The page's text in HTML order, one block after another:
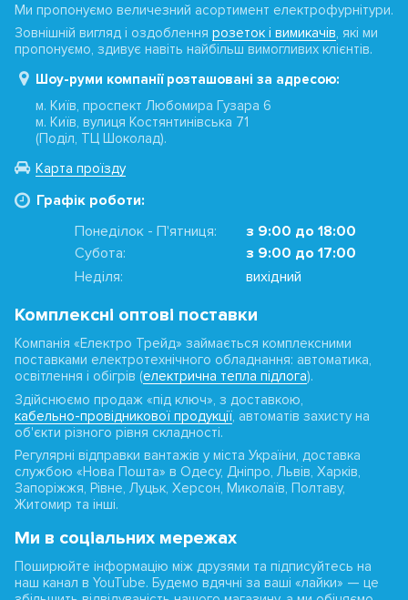
Ми пропонуємо величезний асортимент електрофурнітури.
Зовнішній вигляд і оздоблення розеток і вимикачів, які ми
пропонуємо, здивує навіть найбільш вимогливих клієнтів.
Шоу-руми компанії розташовані за адресою:
м. Київ, проспект Любомира Гузара 6
м. Київ, вулиця Костянтинівська 71
(Поділ, ТЦ Шоколад).
Карта проїзду
Графік роботи:
Понеділок - П'ятниця:
з 9:00 до 18:00
Субота:
з 9:00 до 17:00
Неділя:
вихідний
Комплексні оптові поставки
Компанія «Електро Трейд» займається комплексними
поставками електротехнічного обладнання: автоматика,
освітлення і обігрів (електрична тепла підлога).
Здійснюємо продаж «під ключ», з доставкою,
кабельно-провідникової продукції, автоматів захисту на
об'єкти різного рівня складності.
Регулярні відправки вантажів у міста України, доставка
службою «Нова Пошта» в Одесу, Дніпро, Львів, Харків,
Запоріжжя, Рівне, Луцьк, Херсон, Миколаїв, Полтаву,
Житомир та інші.
Ми в соціальних мережах
Поширюйте інформацію між друзями та підписуйтесь на
наш канал в YouTube. Будемо вдячні за ваші «лайки» — це